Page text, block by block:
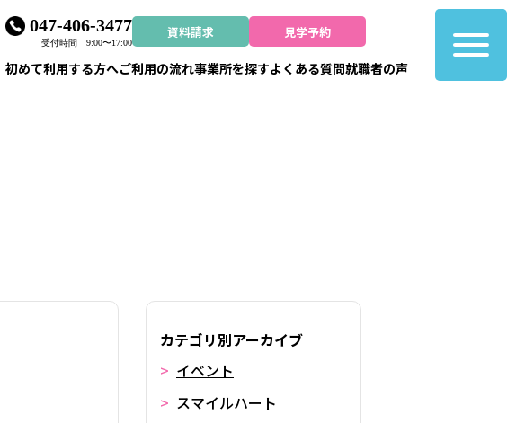
047-406-3477
受付時間 9:00〜17:00
資料請求 見学予約
初めて利用する方へご利用の流れ事業所を探すよくある質問就職者の声
カテゴリ別アーカイブ
イベント
スマイルハート